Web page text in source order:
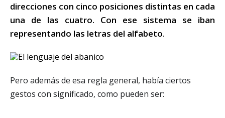
direcciones con cinco posiciones distintas en cada
una de las cuatro. Con ese sistema se iban
representando las letras del alfabeto.
Pero además de esa regla general, había ciertos
gestos con significado, como pueden ser: